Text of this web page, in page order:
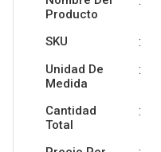
Producto
SKU :
Unidad De
Medida
:
Cantidad
Total
: